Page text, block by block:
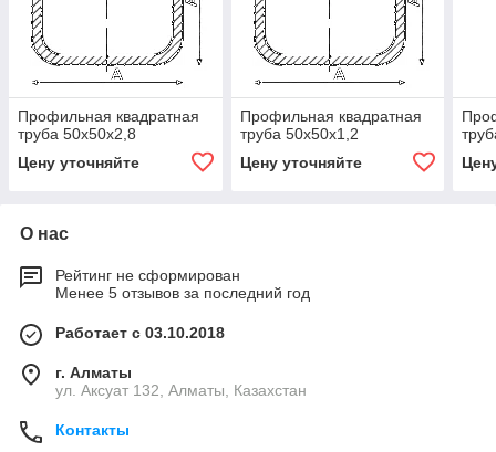
Профильная квадратная
труба 50х50х2,8
Цену уточняйте
Профильная квадратная
труба 50х50х1,2
Цену уточняйте
О нас
Рейтинг не сформирован
Менее 5 отзывов за последний год
Работает с 03.10.2018
г. Алматы
ул. Аксуат 132, Алматы, Казахстан
Контакты